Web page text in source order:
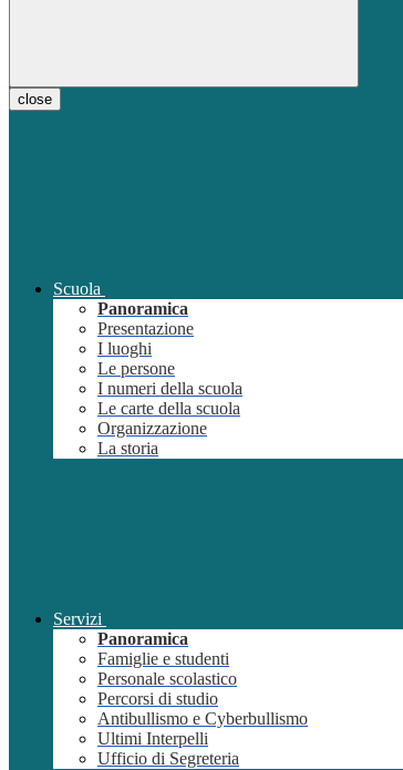
close
Scuola
Panoramica
Presentazione
I luoghi
Le persone
I numeri della scuola
Le carte della scuola
Organizzazione
La storia
Servizi
Panoramica
Famiglie e studenti
Personale scolastico
Percorsi di studio
Antibullismo e Cyberbullismo
Ultimi Interpelli
Ufficio di Segreteria